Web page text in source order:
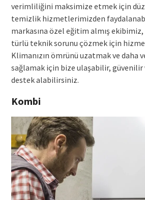
verimliliğini maksimize etmek için
temizlik hizmetlerimizden
markasına özel eğitim almış ekibimiz,
türlü teknik sorunu çözmek için
Klimanızın ömrünü uzatmak ve daha
sağlamak için bize ulaşabilir,
destek alabilirsiniz.
Kombi